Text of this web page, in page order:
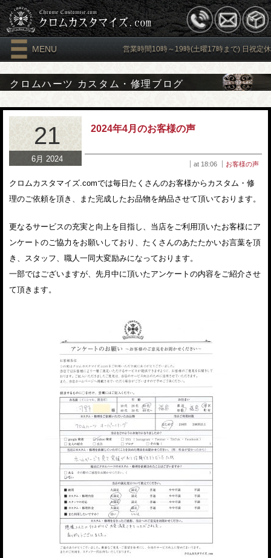
MENU 営業時間10時～19時(土曜17時まで) 日祝定休
クロムハーツ カスタム・修理ブログ
21
6月 2024
2024年4月のお客様の声
at 18:06 お客様の声
クロムカスタマイズ.comでは毎日たくさんのお客様からカスタム・修
理のご依頼を頂き、また完成したお品物を納品させて頂いております。
更なるサービスの充実と向上を目指し、当店をご利用頂いたお客様にア
ンケートのご協力をお願いしており、たくさんのあたたかいお言葉を頂
き、スタッフ、職人一同大変励みになっております。
一部ではございますが、先月中に頂いたアンケートの内容をご紹介させ
て頂きます。